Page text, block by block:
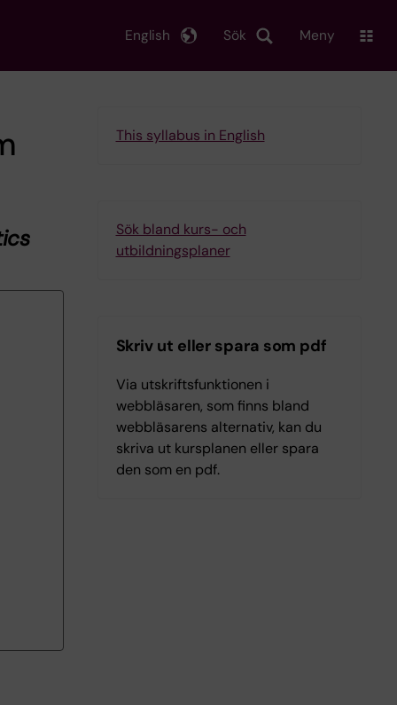
Sök
English Meny
This syllabus in English
Sök bland kurs- och
utbildningsplaner
Skriv ut eller spara som pdf
Via utskriftsfunktionen i
webbläsaren, som finns bland
webbläsarens alternativ, kan du
skriva ut kursplanen eller spara
den som en pdf.